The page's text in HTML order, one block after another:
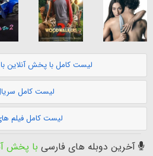
لیست کامل با پخش آنلاین
لیست کامل
لیست کامل فیلم
آخرین دوبله های فارسی با پخش